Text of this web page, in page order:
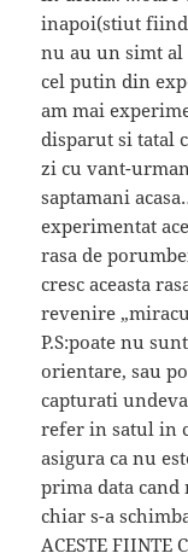
inapoi(stiut fiind
nu au un simt
cel putin din
am mai
disparut si tatal
zi cu vant-
saptamani
experimentat
rasa de
cresc aceasta
revenire
P.S:poate nu
orientare, sau
capturati
refer in satul in
asigura ca nu
prima data
chiar s-a
ACESTE FIINTE